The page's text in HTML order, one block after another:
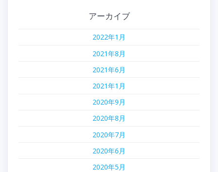
アーカイブ
2022年1月
2021年8月
2021年6月
2021年1月
2020年9月
2020年8月
2020年7月
2020年6月
2020年5月